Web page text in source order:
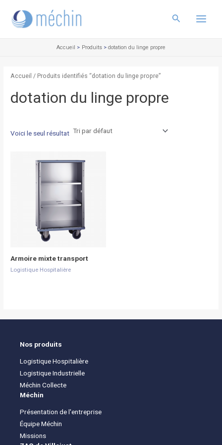
contenu
Rechercher
Menu
Accueil Produits dotation du linge propre
Accueil / Produits identifiés “dotation du linge propre”
dotation du linge propre
Voici le seul résultat
Armoire mixte transport
Logistique Hospitalière
Nos produits
Logistique Hospitalière
Logistique Industrielle
Méchin Collecte
Méchin
Présentation de l'entreprise
Équipe Méchin
Missions